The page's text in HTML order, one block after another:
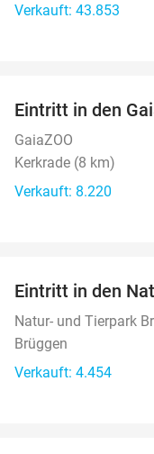
Verkauft: 43.853
Eintritt in den
GaiaZOO
Kerkrade (8 km)
Verkauft: 8.220
Eintritt in den
Natur- und Tierpark
Brüggen
Verkauft: 4.454